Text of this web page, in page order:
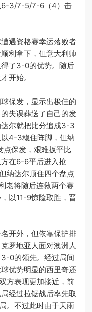
6-3/7-5/7-6（4）击
遇资格赛幸运落败者
利拿下，但意大利帅
了3-0的优势。随后
开始。
保发，显示出极佳的
失误葬送了自己的发
尔就把比分追成3-3
4-3稳住阵脚，但纳
保发，艰难扳平比
在6-6平后进入抢
纳达尔顶住四个盘点
老将随后连救两个赛
以11-9惊险取胜，晋
开外，但依靠保护排
罗地亚人面对澳洲人
0的领先。经过局间
优势明显的西里奇还
方表现更加接近，前
经过拉锯战后率先取
。不过此时由于天雨